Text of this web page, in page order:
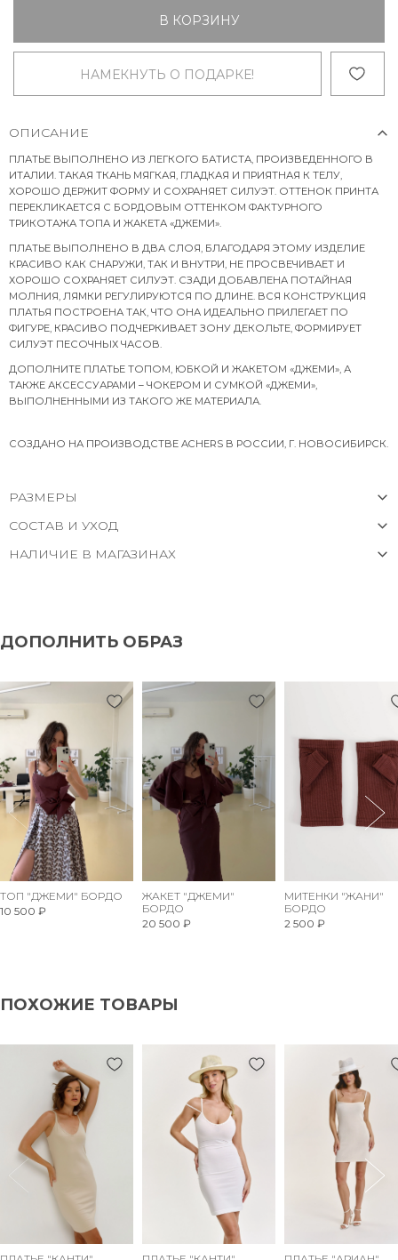
В КОРЗИНУ
НАМЕКНУТЬ О ПОДАРКЕ!
ОПИСАНИЕ
ПЛАТЬЕ ВЫПОЛНЕНО ИЗ ЛЕГКОГО БАТИСТА, ПРОИЗВЕДЕННОГО В
ИТАЛИИ. ТАКАЯ ТКАНЬ МЯГКАЯ, ГЛАДКАЯ И ПРИЯТНАЯ К ТЕЛУ,
ХОРОШО ДЕРЖИТ ФОРМУ И СОХРАНЯЕТ СИЛУЭТ. ОТТЕНОК ПРИНТА
ПЕРЕКЛИКАЕТСЯ С БОРДОВЫМ ОТТЕНКОМ ФАКТУРНОГО
ТРИКОТАЖА ТОПА И ЖАКЕТА «ДЖЕМИ».
ПЛАТЬЕ ВЫПОЛНЕНО В ДВА СЛОЯ, БЛАГОДАРЯ ЭТОМУ ИЗДЕЛИЕ
КРАСИВО КАК СНАРУЖИ, ТАК И ВНУТРИ, НЕ ПРОСВЕЧИВАЕТ И
ХОРОШО СОХРАНЯЕТ СИЛУЭТ. СЗАДИ ДОБАВЛЕНА ПОТАЙНАЯ
МОЛНИЯ, ЛЯМКИ РЕГУЛИРУЮТСЯ ПО ДЛИНЕ. ВСЯ КОНСТРУКЦИЯ
ПЛАТЬЯ ПОСТРОЕНА ТАК, ЧТО ОНА ИДЕАЛЬНО ПРИЛЕГАЕТ ПО
ФИГУРЕ, КРАСИВО ПОДЧЕРКИВАЕТ ЗОНУ ДЕКОЛЬТЕ, ФОРМИРУЕТ
СИЛУЭТ ПЕСОЧНЫХ ЧАСОВ.
ДОПОЛНИТЕ ПЛАТЬЕ ТОПОМ, ЮБКОЙ И ЖАКЕТОМ «ДЖЕМИ», А
ТАКЖЕ АКСЕССУАРАМИ – ЧОКЕРОМ И СУМКОЙ «ДЖЕМИ»,
ВЫПОЛНЕННЫМИ ИЗ ТАКОГО ЖЕ МАТЕРИАЛА.
СОЗДАНО НА ПРОИЗВОДСТВЕ ACHERS В РОССИИ, Г. НОВОСИБИРСК.
РАЗМЕРЫ
СОСТАВ И УХОД
НАЛИЧИЕ В МАГАЗИНАХ
ДОПОЛНИТЬ ОБРАЗ
ТОП "ДЖЕМИ" БОРДО
10 500 ₽
ЖАКЕТ "ДЖЕМИ"
БОРДО
20 500 ₽
МИТЕНКИ "ЖАНИ"
БОРДО
2 500 ₽
ПОХОЖИЕ ТОВАРЫ